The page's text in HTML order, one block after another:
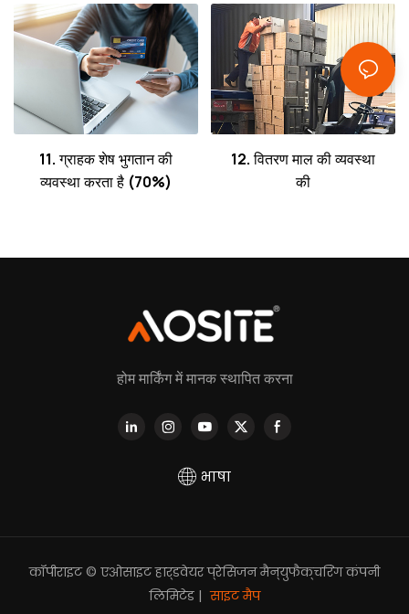
11. ग्राहक शेष भुगतान की
व्यवस्था करता है (70%)
12. वितरण माल की व्यवस्था
की
होम मार्किंग में मानक स्थापित करना
भाषा
कॉपीराइट © एओसाइट हार्डवेयर प्रेसिजन मैन्युफैक्चरिंग कंपनी
लिमिटेड | साइट मैप